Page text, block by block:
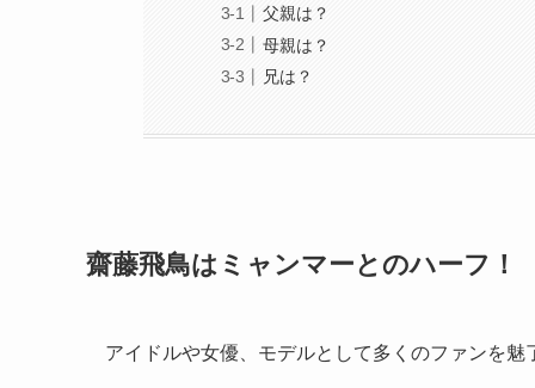
父親は？
母親は？
兄は？
齋藤飛鳥はミャンマーとのハーフ！
アイドルや女優、モデルとして多くのファンを魅